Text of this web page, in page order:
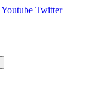
Youtube Twitter